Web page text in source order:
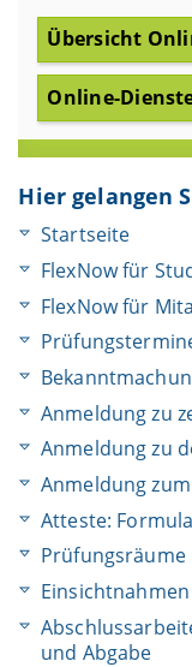
Übersicht
Online-
Hier gelangen
Startseite
FlexNow für
FlexNow für
Anmeldung zu
Anmeldung zu
Anmeldung
Atteste:
Prüfungsräume
Einsichtnahmen
und Abgabe